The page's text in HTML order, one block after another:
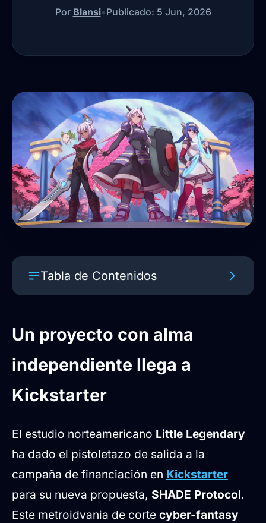
Por Blansi•Publicado: 5 Jun, 2026
Tabla de Contenidos
llega a Kickstarter
musicales de alto nivel
El sistema de juego: domina el código
Características clave del gameplay
Un proyecto con alma
independiente llega a
Kickstarter
El estudio norteamericano Little Legendary
ha dado el pistoletazo de salida a la
campaña de financiación en Kickstarter
para su nueva propuesta, SHADE Protocol.
Este metroidvania de corte cyber-fantasy